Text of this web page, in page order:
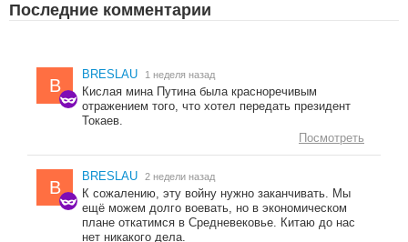
Последние комментарии
B
BRESLAU 1 неделя назад
Кислая мина Путина была красноречивым
отражением того, что хотел передать президент
Токаев.
Посмотреть
B
BRESLAU 2 недели назад
К сожалению, эту войну нужно заканчивать. Мы
ещё можем долго воевать, но в экономическом
плане откатимся в Средневековье. Китаю до нас
нет никакого дела.